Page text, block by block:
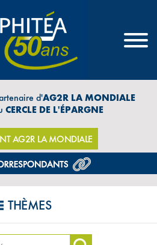
d'AG2R LA MONDIALE
CERCLE DE L'ÉPARGNE
AG2R LA MONDIALE
THÈMES